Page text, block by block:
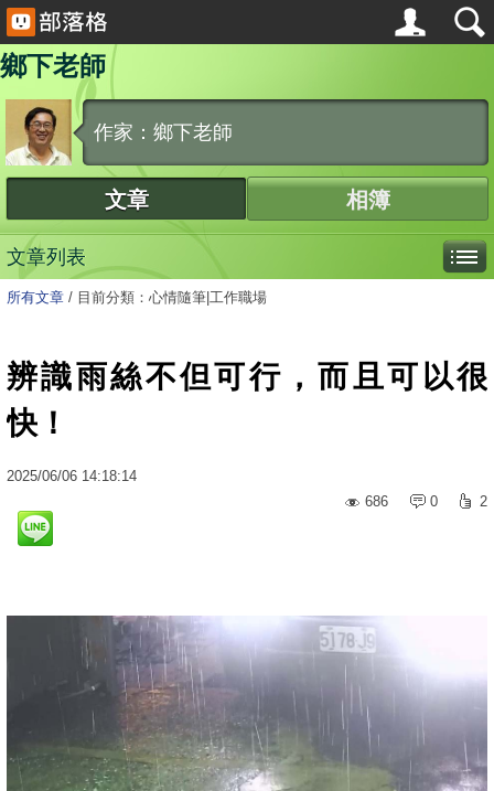
鄉下老師
作家：鄉下老師
文章 相簿
文章列表
所有文章 / 目前分類：心情隨筆|工作職場
辨識雨絲不但可行，而且可以很
快！
2025/06/06 14:18:14
686
0 2